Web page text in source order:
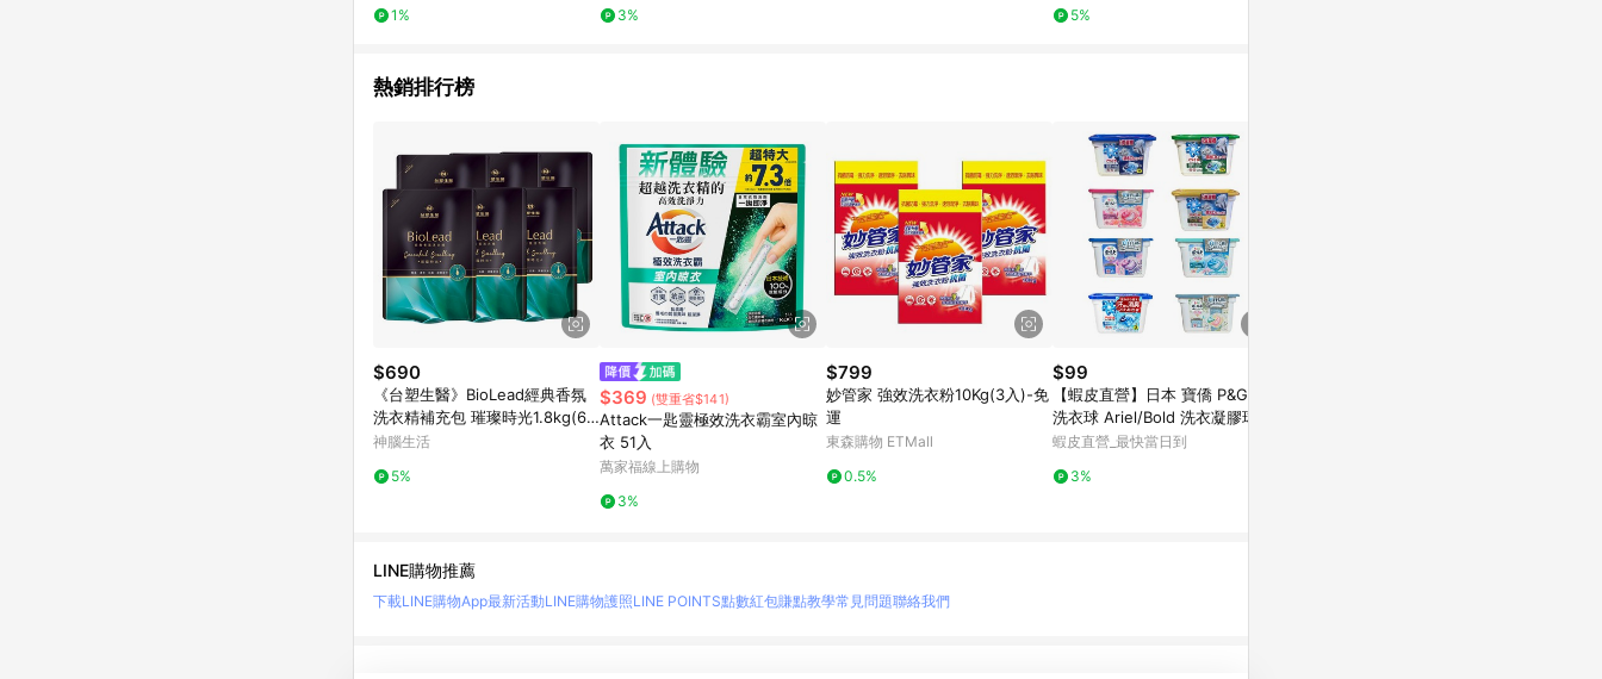
1%
3%
5%
熱銷排行榜
$690
《台塑生醫》BioLead經典香氛
洗衣精補充包 璀璨時光1.8kg(6
包入)
神腦生活
5%
$369 (雙重省$141)
Attack一匙靈極效洗衣霸室內晾
衣 51入
萬家福線上購物
3%
$799
妙管家 強效洗衣粉10Kg(3入)-免
運
東森購物 ETMall
0.5%
$99
【蝦皮直營】日本 寶僑 P&G 4D
洗衣球 Ariel/Bold 洗衣凝膠球 盒
裝 2026款
蝦皮直營_最快當日到
3%
LINE購物推薦
下載LINE購物App最新活動LINE購物護照LINE POINTS點數紅包賺點教學常見問題聯絡我們